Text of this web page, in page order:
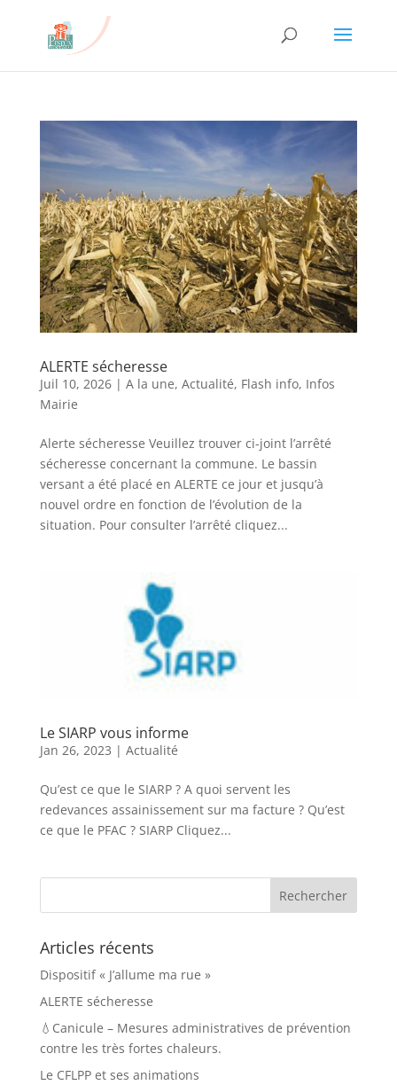
ALERTE sécheresse
Juil 10, 2026| A la une, Actualité, Flash info, Infos
Mairie
Alerte sécheresse Veuillez trouver ci-joint l’arrêté
sécheresse concernant la commune. Le bassin
versant a été placé en ALERTE ce jour et jusqu’à
nouvel ordre en fonction de l’évolution de la
situation. Pour consulter l’arrêté cliquez...
Le SIARP vous informe
Jan 26, 2023 | Actualité
Qu’est ce que le SIARP ? A quoi servent les
redevances assainissement sur ma facture ? Qu’est
ce que le PFAC ? SIARP Cliquez...
Articles récents
Dispositif « J’allume ma rue »
ALERTE sécheresse
💧Canicule – Mesures administratives de prévention
contre les très fortes chaleurs.
Le CFLPP et ses animations